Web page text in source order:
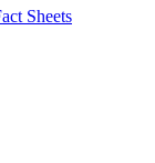
Sheets